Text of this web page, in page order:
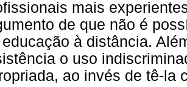
mais
de que não é
à distância.
o uso
ao invés de tê-la